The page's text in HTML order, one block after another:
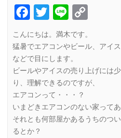
Facebook
Twitter
Line
こんにちは。満木です。
猛暑でエアコンやビール、アイ
などで目にします。
ビールやアイスの売り上げには
り、理解できるのですが、
エアコンって・・・？
いまどきエアコンのない家って
それとも何部屋かあるうちのつ
るとか？